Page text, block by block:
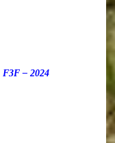
F3F – 2024